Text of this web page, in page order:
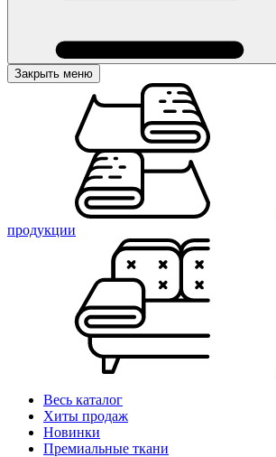
Закрыть меню
продукции
Весь каталог
Хиты продаж
Новинки
Премиальные ткани